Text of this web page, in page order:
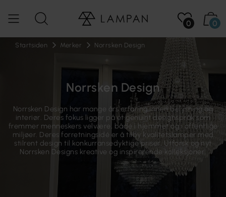
0 0
Startsiden Merker Norrsken Design
Norrsken Design
Norrsken Design har mange års erfaring innen belysning og
interiør. Deres fokus ligger på et genuint designspråk som
fremmer menneskers velvære, både i hjemmet og i offentlige
miljøer. Deres forretningsidé er å tilby kvalitetslamper med
stilrent design til konkurransedyktige priser. Utforsk og nyt
Norrsken Designs kreative og inspirerende kolleksjoner.